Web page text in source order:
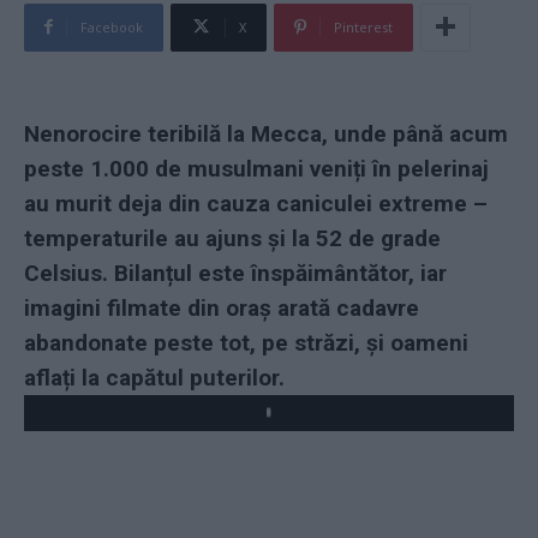
Facebook X Pinterest
Nenorocire teribilă la Mecca, unde până acum
peste 1.000 de musulmani veniți în pelerinaj
au murit deja din cauza caniculei extreme –
temperaturile au ajuns și la 52 de grade
Celsius. Bilanțul este înspăimântător, iar
imagini filmate din oraș arată cadavre
abandonate peste tot, pe străzi, și oameni
aflați la capătul puterilor.
Play